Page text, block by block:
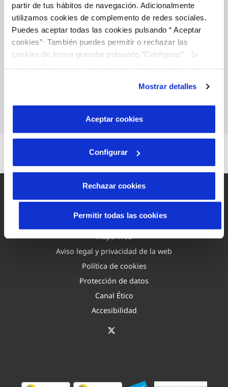
partir de tus hábitos de navegación. Adicionalmente
utilizamos cookies de complemento de redes sociales.
Puedes aceptar todas las cookies pulsando “ Aceptar
cookies”· También puedes permitir o rechazar las
cookies de forma granular pulsando “Configurar”. Si
son indispensables para que el sitio web funcione y que
por tanto no se pueden desactivar. Puedes consultar
más información en nuestraPolítica de Cookies
Mostrar detalles
Aceptar cookies
Configurar
Rechazar cookies
Permitir todas las cookies
Domicilia tus facturas
También puedes domiciliar tus facturas, es la
manera más fácil de olvidarte de ellas y puedes
Domiciliar facturas
Mapa Web
Aviso legal y privacidad de la web
Política de cookies
Protección de datos
Canal Ético
Accesibilidad